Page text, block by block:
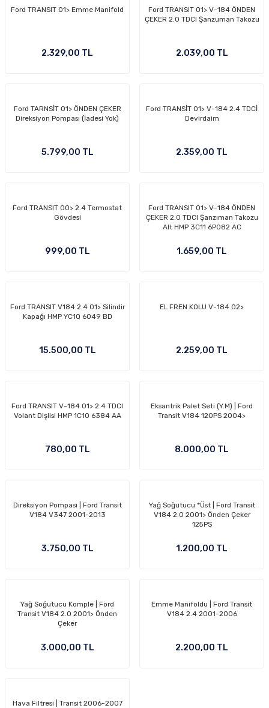
2011)Ford TRANSIT 01> Emme Manifold
2.329,00 TL
Ford TRANSIT 01> V-184 ÖNDEN
ÇEKER 2.0 TDCI Şanzuman Takozu
2.039,00 TL
Ford TARNSİT 01> ÖNDEN ÇEKER
Direksiyon Pompası (İadesi Yok)
5.799,00 TL
Ford TRANSİT 01> V-184 2.4 TDCİ
Devirdaim
2.359,00 TL
Ford TRANSIT 00> 2.4 Termostat
Gövdesi
999,00 TL
Ford TRANSIT 01> V-184 ÖNDEN
ÇEKER 2.0 TDCI Şanzıman Takozu
Alt HMP 3C11 6P082 AC
1.659,00 TL
Ford TRANSIT V184 2.4 01> Silindir
Kapağı HMP YC1Q 6049 BD
15.500,00 TL
EL FREN KOLU V-184 02>
2.259,00 TL
Ford TRANSIT V-184 01> 2.4 TDCI
Volant Dişlisi HMP 1C1O 6384 AA
780,00 TL
Eksantrik Palet Seti (Y.M) | Ford
Transit V184 120PS 2004>
8.000,00 TL
Direksiyon Pompası | Ford Transit
V184 V347 2001-2013
3.750,00 TL
Yağ Soğutucu *Üst | Ford Transit
V184 2.0 2001> Önden Çeker
125PS
1.200,00 TL
Yağ Soğutucu Komple | Ford
Transit V184 2.0 2001> Önden
Çeker
3.000,00 TL
Emme Manifoldu | Ford Transit
V184 2.4 2001-2006
2.200,00 TL
Hava Filtresi | Transit 2006-2007